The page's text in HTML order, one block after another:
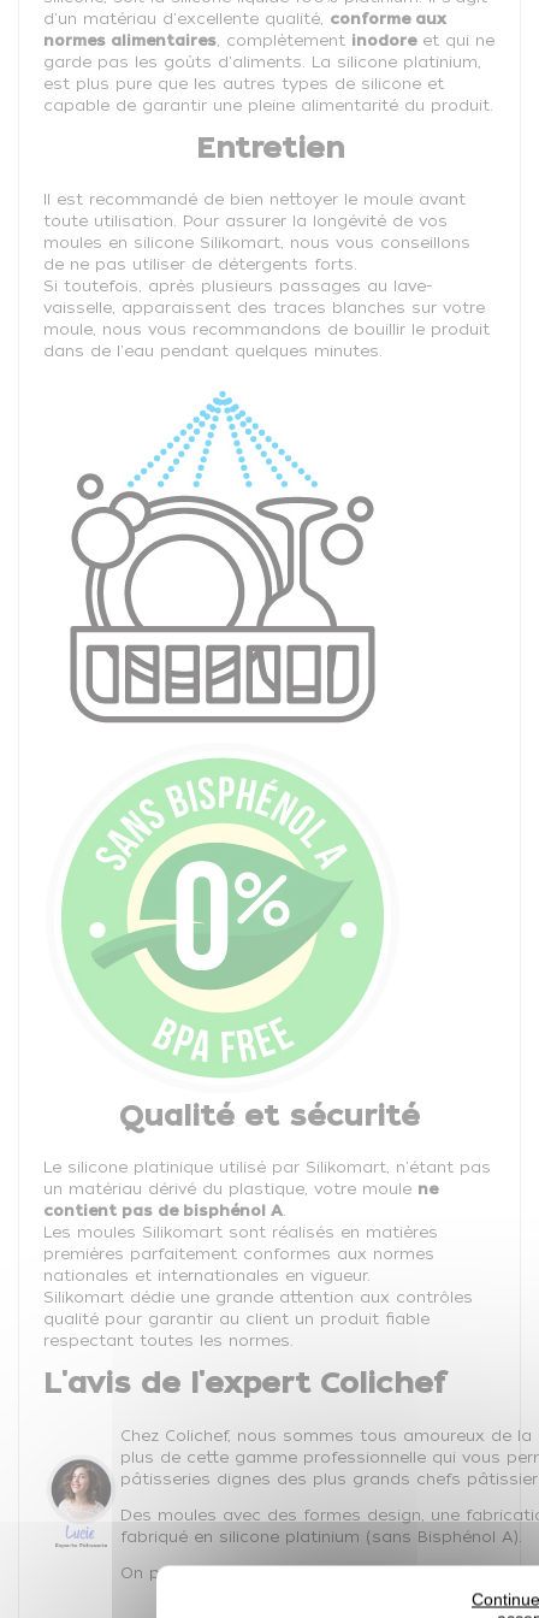
d'un matériau d'excellente qualité, conforme aux
normes alimentaires, complètement inodoreet qui ne
garde pas les goûts d'aliments. La silicone platinium,
est plus pure que les autres types de silicone et
capable de garantir une pleine alimentarité du produit.
Entretien
Il est recommandé de bien nettoyer le moule avant
toute utilisation. Pour assurer la longévité de vos
moules en silicone Silikomart, nous vous conseillons
de ne pas utiliser de détergents forts.
Si toutefois, après plusieurs passages au lave-
vaisselle, apparaissent des traces blanches sur votre
moule, nous vous recommandons de bouillir le produit
dans de l'eau pendant quelques minutes.
Qualité et sécurité
Le silicone platinique utilisé par Silikomart, n'étant pas
un matériau dérivé du plastique, votre moule ne
contient pas de bisphénol A.
Les moules Silikomart sont réalisés en matières
premières parfaitement conformes aux normes
nationales et internationales en vigueur.
Silikomart dédie une grande attention aux contrôles
qualité pour garantir au client un produit fiable
respectant toutes les normes.
L'avis de l'expert Colichef
Chez Colichef, nous sommes tous amoureux de
plus de cette gamme professionnelle qui vous
pâtisseries dignes des plus grands chefs
Des moules avec des formes design, une
fabriqué en silicone platinium (sans Bisphénol A).
On peut faire confiance à Silikomart à 200% sur